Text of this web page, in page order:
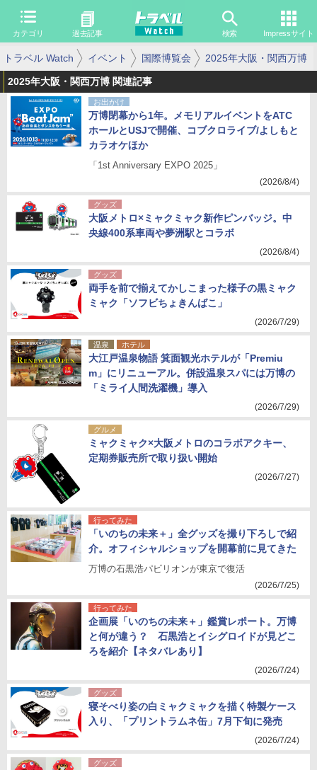
カテゴリ 過去記事 検索 Impressサイト
トラベル Watch イベント 国際博覧会 2025年大阪・関西万博
2025年大阪・関西万博 関連記事
お出かけ
万博閉幕から1年。メモリアルイベントをATC
ホールとUSJで開催、コブクロライブ/よしもと
カラオケほか
「1st Anniversary EXPO 2025」
(2026/8/4)
グッズ
大阪メトロ×ミャクミャク新作ピンバッジ。中
央線400系車両や夢洲駅とコラボ
(2026/8/4)
グッズ
両手を前で揃えてかしこまった様子の黒ミャク
ミャク「ソフビちょきんばこ」
(2026/7/29)
温泉 ホテル
大江戸温泉物語 箕面観光ホテルが「Premiu
m」にリニューアル。併設温泉スパには万博の
「ミライ人間洗濯機」導入
(2026/7/29)
グルメ
ミャクミャク×大阪メトロのコラボアクキー、
定期券販売所で取り扱い開始
(2026/7/27)
行ってみた
「いのちの未来＋」全グッズを撮り下ろしで紹
介。オフィシャルショップを開幕前に見てきた
万博の石黒浩パビリオンが東京で復活
(2026/7/25)
行ってみた
企画展「いのちの未来＋」鑑賞レポート。万博
と何が違う？ 石黒浩とイシグロイドが見どこ
ろを紹介【ネタバレあり】
(2026/7/24)
グッズ
寝そべり姿の白ミャクミャクを描く特製ケース
入り、「プリントラムネ缶」7月下旬に発売
(2026/7/24)
グッズ